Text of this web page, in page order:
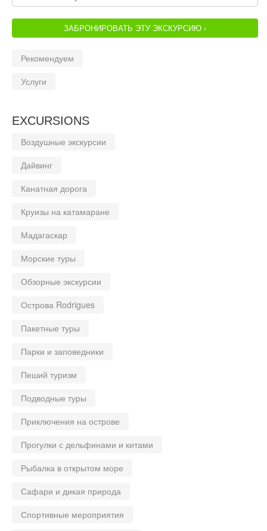
ЗАБРОНИРОВАТЬ ЭТУ ЭКСКУРСИЮ ›
Рекомендуем
Услуги
EXCURSIONS
Воздушные экскурсии
Дайвинг
Канатная дорога
Круизы на катамаране
Мадагаскар
Морские туры
Обзорные экскурсии
Острова Rodrigues
Пакетные туры
Парки и заповедники
Пеший туризм
Подводные туры
Приключения на острове
Прогулки с дельфинами и китами
Рыбалка в открытом море
Сафари и дикая природа
Спортивные мероприятия